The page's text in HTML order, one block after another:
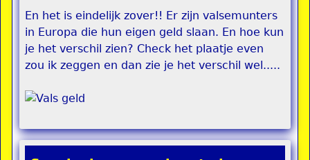
En het is eindelijk zover!! Er zijn valsemunters
in Europa die hun eigen geld slaan. En hoe kun
je het verschil zien? Check het plaatje even
zou ik zeggen en dan zie je het verschil wel.....